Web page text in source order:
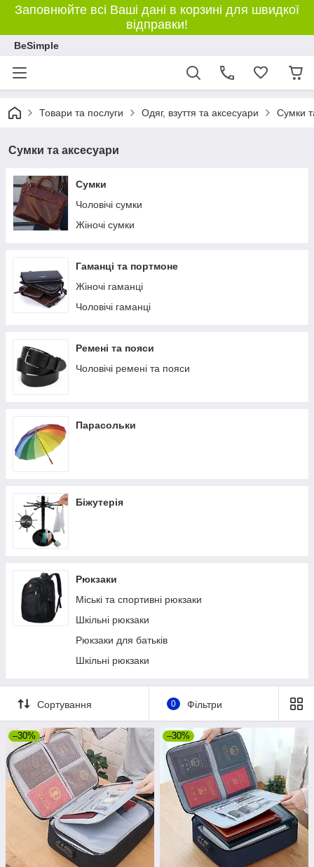
Заповнюйте всі Ваші дані в корзині для швидкої
відправки!
BeSimple
Товари та послуги Одяг, взуття та аксесуари Сумки
Сумки та аксесуари
Сумки
Чоловічі сумки
Жіночі сумки
Гаманці та портмоне
Жіночі гаманці
Чоловічі гаманці
Ремені та пояси
Чоловічі ремені та пояси
Парасольки
Біжутерія
Рюкзаки
Міські та спортивні рюкзаки
Шкільні рюкзаки
Рюкзаки для батьків
Шкільні рюкзаки
Сортування 0 Фільтри
–30% –30%